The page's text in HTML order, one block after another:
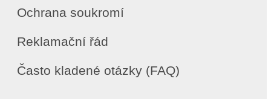
Ochrana soukromí
Reklamační řád
Často kladené otázky (FAQ)